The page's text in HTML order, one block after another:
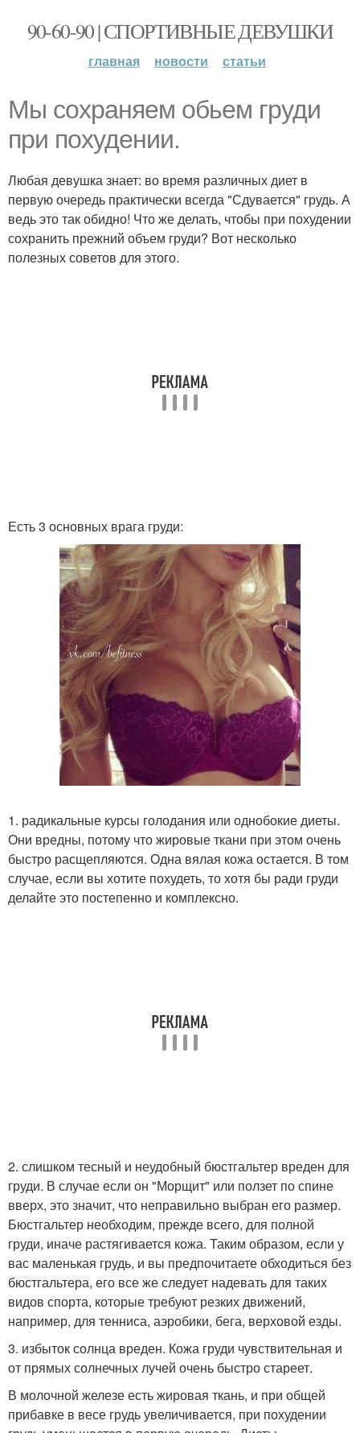
90-60-90 | СПОРТИВНЫЕ ДЕВУШКИ
главная новости статьи
Мы сохраняем обьем груди
при похудении.
Любая девушка знает: во время различных диет в
первую очередь практически всегда "Сдувается" грудь. А
ведь это так обидно! Что же делать, чтобы при похудении
сохранить прежний объем груди? Вот несколько
полезных советов для этого.
Есть 3 основных врага груди:
1. радикальные курсы голодания или однобокие диеты.
Они вредны, потому что жировые ткани при этом очень
быстро расщепляются. Одна вялая кожа остается. В том
случае, если вы хотите похудеть, то хотя бы ради груди
делайте это постепенно и комплексно.
2. слишком тесный и неудобный бюстгальтер вреден для
груди. В случае если он "Морщит" или ползет по спине
вверх, это значит, что неправильно выбран его размер.
Бюстгальтер необходим, прежде всего, для полной
груди, иначе растягивается кожа. Таким образом, если у
вас маленькая грудь, и вы предпочитаете обходиться без
бюстгальтера, его все же следует надевать для таких
видов спорта, которые требуют резких движений,
например, для тенниса, аэробики, бега, верховой езды.
3. избыток солнца вреден. Кожа груди чувствительная и
от прямых солнечных лучей очень быстро стареет.
В молочной железе есть жировая ткань, и при общей
прибавке в весе грудь увеличивается, при похудении